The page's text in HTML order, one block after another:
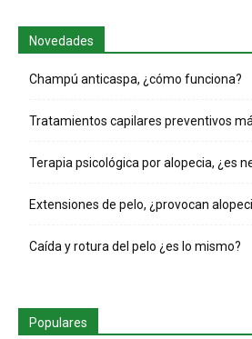
Novedades
Champú anticaspa, ¿cómo funciona?
Tratamientos capilares preventivos
Terapia psicológica por alopecia, ¿es
Extensiones de pelo, ¿provocan
Caída y rotura del pelo ¿es lo mismo?
Populares